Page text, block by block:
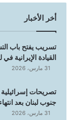
أخر الأخبار
تسريب يفتح باب
القيادة الإيرانية
31 مارس، 2026
تصريحات
جنوب لبنان بعد
31 مارس، 2026